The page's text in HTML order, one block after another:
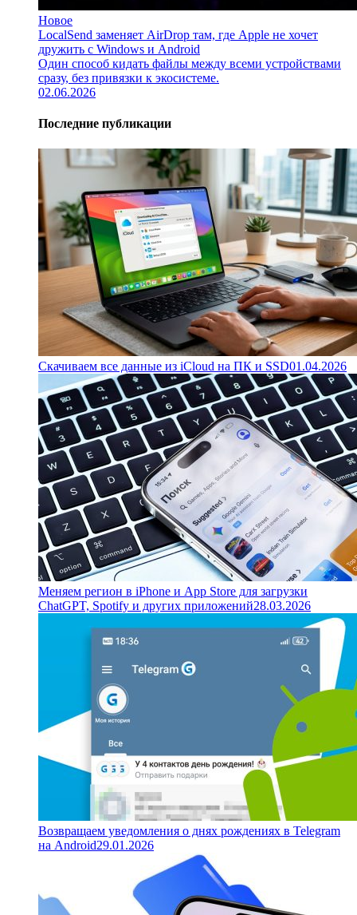
Новое
LocalSend заменяет AirDrop там, где Apple не хочет
дружить с Windows и Android
Один способ кидать файлы между всеми устройствами
сразу, без привязки к экосистеме.
02.06.2026
Последние публикации
Скачиваем все данные из iCloud на ПК и SSD01.04.2026
Меняем регион в iPhone и App Store для загрузки
ChatGPT, Spotify и других приложений28.03.2026
Возвращаем уведомления о днях рождениях в Telegram
на Android29.01.2026